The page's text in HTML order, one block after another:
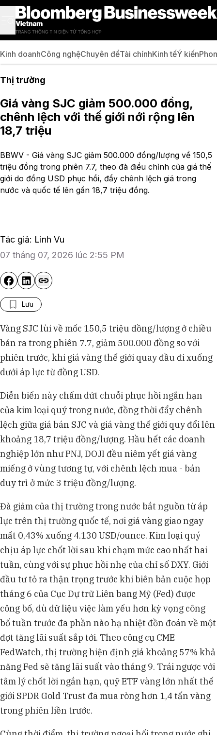
Kinh doanhCông nghệChuyên đềTài chínhKinh tếÝ kiến
Thị trường
Giá vàng SJC giảm 500.000 đồng,
chênh lệch với thế giới nới rộng lên
18,7 triệu
BBWV - Giá vàng SJC giảm 500.000 đồng/lượng về 150,5
triệu đồng trong phiên 7.7, theo đà điều chỉnh của giá thế
giới do đồng USD phục hồi, đẩy chênh lệch giá trong
nước và quốc tế lên gần 18,7 triệu đồng.
Tác giả: Linh Vu
07 tháng 07, 2026 lúc 2:55 PM
Lưu
Vàng SJC lùi về mốc 150,5 triệu đồng/lượng ở chiều
bán ra trong phiên 7.7, giảm 500.000 đồng so với
phiên trước, khi giá vàng thế giới quay đầu đi xuống
dưới áp lực từ đồng USD.
Diễn biến này chấm dứt chuỗi phục hồi ngắn hạn
của kim loại quý trong nước, đồng thời đẩy chênh
lệch giữa giá bán SJC và giá vàng thế giới quy đổi lên
khoảng 18,7 triệu đồng/lượng. Hầu hết các doanh
nghiệp lớn như PNJ, DOJI đều niêm yết giá vàng
miếng ở vùng tương tự, với chênh lệch mua - bán
duy trì ở mức 3 triệu đồng/lượng.
Đà giảm của thị trường trong nước bắt nguồn từ áp
lực trên thị trường quốc tế, nơi giá vàng giao ngay
mất 0,43% xuống 4.130 USD/ounce. Kim loại quý
chịu áp lực chốt lời sau khi chạm mức cao nhất hai
tuần, cùng với sự phục hồi nhẹ của chỉ số DXY. Giới
đầu tư tỏ ra thận trọng trước khi biên bản cuộc họp
tháng 6 của Cục Dự trữ Liên bang Mỹ (Fed) được
công bố, dù dữ liệu việc làm yếu hơn kỳ vọng công
bố tuần trước đã phần nào hạ nhiệt đồn đoán về một
đợt tăng lãi suất sắp tới. Theo công cụ CME
FedWatch, thị trường hiện định giá khoảng 57% khả
năng Fed sẽ tăng lãi suất vào tháng 9. Trái ngược với
tâm lý chốt lời ngắn hạn, quỹ ETF vàng lớn nhất thế
giới SPDR Gold Trust đã mua ròng hơn 1,4 tấn vàng
trong phiên liền trước.